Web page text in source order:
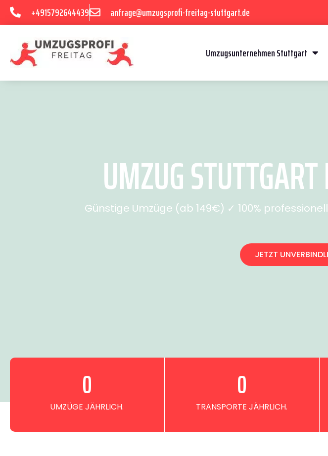
+4915792644439 anfrage@umzugsprofi-freitag-stuttgart.de
Umzugsunternehmen Stuttgart
UMZUG
Günstige Umzüge (ab 149€) ✓ 100%
JETZT
UMZÜGE JÄHRLICH.
0
TRANSPORTE JÄHRLICH.
0